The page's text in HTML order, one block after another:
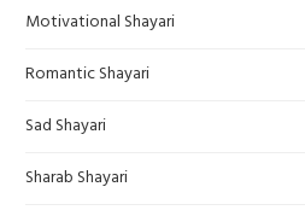
Motivational Shayari
Romantic Shayari
Sad Shayari
Sharab Shayari